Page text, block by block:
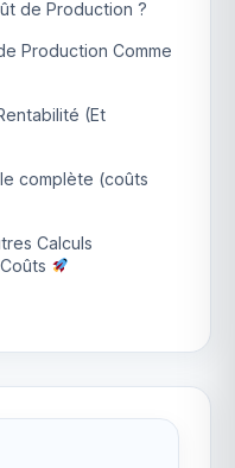
de Production ?
Production Comme
(Et
complète (coûts
Calculs